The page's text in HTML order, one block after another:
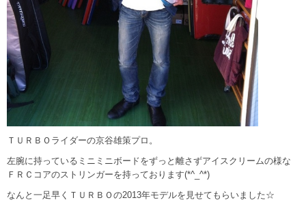
ＴＵＲＢＯライダーの京谷雄策プロ。
左腕に持っているミニミニボードをずっと離さずアイスクリームの様な
ＦＲＣコアのストリンガーを持っております(*^_^*)
なんと一足早くＴＵＲＢＯの2013年モデルを見せてもらいました☆